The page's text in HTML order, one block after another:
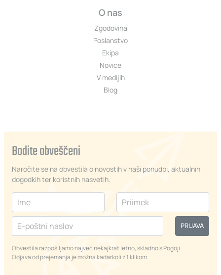
O nas
Zgodovina
Poslanstvo
Ekipa
Novice
V medijih
Blog
Bodite obveščeni
Naročite se na obvestila o novostih v naši ponudbi, aktualnih
dogodkih ter koristnih nasvetih.
PRIJAVA
Obvestila razpošiljamo največ nekajkrat letno, skladno sPogoji.
Odjava od prejemanja je možna kadarkoli z 1 klikom.